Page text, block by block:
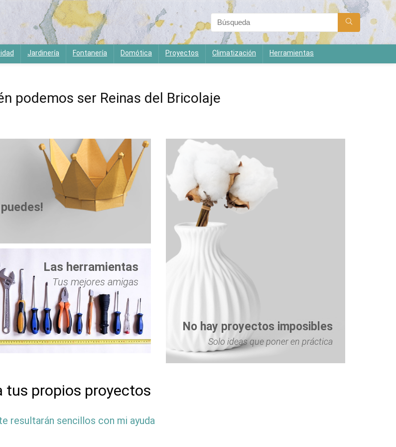
Jardinería Fontanería Domótica Proyectos Climatización Herramientas
podemos ser Reinas del Bricolaje
puedes!
Las herramientas
Tus mejores amigas
No hay proyectos imposibles
Solo ideas que poner en práctica
tus propios proyectos
resultarán sencillos con mi ayuda